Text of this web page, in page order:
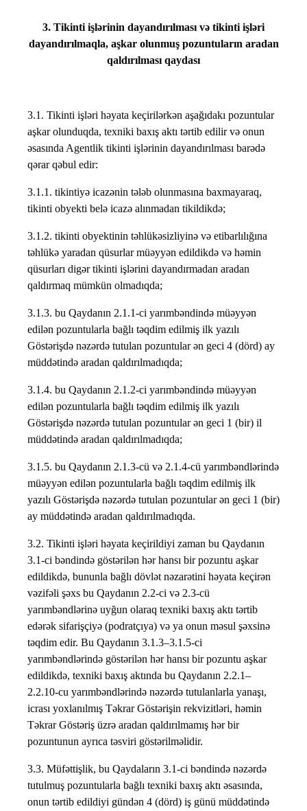
3. Tikinti işlərinin dayandırılması və tikinti işləri
dayandırılmaqla, aşkar olunmuş pozuntuların aradan
qaldırılması qaydası
3.1. Tikinti işləri həyata keçirilərkən aşağıdakı pozuntular
aşkar olunduqda, texniki baxış aktı tərtib edilir və onun
əsasında Agentlik tikinti işlərinin dayandırılması barədə
qərar qəbul edir:
3.1.1. tikintiyə icazənin tələb olunmasına baxmayaraq,
tikinti obyekti belə icazə alınmadan tikildikdə;
3.1.2. tikinti obyektinin təhlükəsizliyinə və etibarlılığına
təhlükə yaradan qüsurlar müəyyən edildikdə və həmin
qüsurları digər tikinti işlərini dayandırmadan aradan
qaldırmaq mümkün olmadıqda;
3.1.3. bu Qaydanın 2.1.1-ci yarımbəndində müəyyən
edilən pozuntularla bağlı təqdim edilmiş ilk yazılı
Göstərişdə nəzərdə tutulan pozuntular ən geci 4 (dörd) ay
müddətində aradan qaldırılmadıqda;
3.1.4. bu Qaydanın 2.1.2-ci yarımbəndində müəyyən
edilən pozuntularla bağlı təqdim edilmiş ilk yazılı
Göstərişdə nəzərdə tutulan pozuntular ən geci 1 (bir) il
müddətində aradan qaldırılmadıqda;
3.1.5. bu Qaydanın 2.1.3-cü və 2.1.4-cü yarımbəndlərində
müəyyən edilən pozuntularla bağlı təqdim edilmiş ilk
yazılı Göstərişdə nəzərdə tutulan pozuntular ən geci 1 (bir)
ay müddətində aradan qaldırılmadıqda.
3.2. Tikinti işləri həyata keçirildiyi zaman bu Qaydanın
3.1-ci bəndində göstərilən hər hansı bir pozuntu aşkar
edildikdə, bununla bağlı dövlət nəzarətini həyata keçirən
vəzifəli şəxs bu Qaydanın 2.2-ci və 2.3-cü
yarımbəndlərinə uyğun olaraq texniki baxış aktı tərtib
edərək sifarişçiyə (podratçıya) və ya onun məsul şəxsinə
təqdim edir. Bu Qaydanın 3.1.3–3.1.5-ci
yarımbəndlərində göstərilən hər hansı bir pozuntu aşkar
edildikdə, texniki baxış aktında bu Qaydanın 2.2.1–
2.2.10-cu yarımbəndlərində nəzərdə tutulanlarla yanaşı,
icrası yoxlanılmış Təkrar Göstərişin rekvizitləri, həmin
Təkrar Göstəriş üzrə aradan qaldırılmamış hər bir
pozuntunun ayrıca təsviri göstərilməlidir.
3.3. Müfəttişlik, bu Qaydaların 3.1-ci bəndində nəzərdə
tutulmuş pozuntularla bağlı texniki baxış aktı əsasında,
onun tərtib edildiyi gündən 4 (dörd) iş günü müddətində